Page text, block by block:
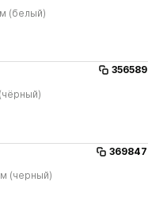
(белый)
356589
369847
(черный)